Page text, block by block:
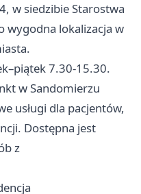
w siedzibie Starostwa
wygodna lokalizacja w
7.30-15.30.
w Sandomierzu
usługi dla pacjentów,
Dostępna jest
z